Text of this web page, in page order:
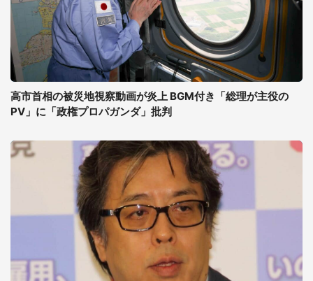
高市首相の被災地視察動画が炎上 BGM付き「総理が主役の
PV」に「政権プロパガンダ」批判